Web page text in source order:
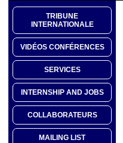
TRIBUNE
INTERNATIONALE
VIDÉOS CONFÉRENCES
SERVICES
INTERNSHIP AND JOBS
COLLABORATEURS
MAILING LIST